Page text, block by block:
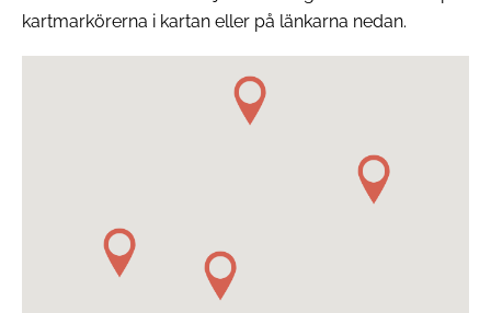
kartmarkörerna i kartan eller på länkarna nedan.